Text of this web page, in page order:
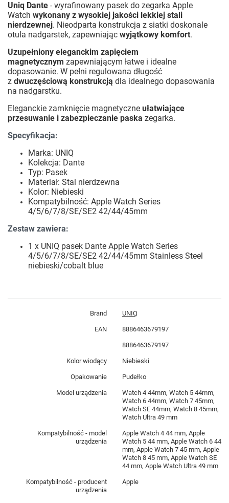
Uniq Dante - wyrafinowany pasek do zegarka Apple
Watch wykonany z wysokiej jakości lekkiej stali
nierdzewnej. Nieodparta konstrukcja z siatki doskonale
otula nadgarstek, zapewniając wyjątkowy komfort.
Uzupełniony eleganckim zapięciem
magnetycznym zapewniającym łatwe i idealne
dopasowanie. W pełni regulowana długość
z dwuczęściową konstrukcją dla idealnego dopasowania
na nadgarstku.
Eleganckie zamknięcie magnetyczne ułatwiające
przesuwanie i zabezpieczanie paska zegarka.
Specyfikacja:
Marka: UNIQ
Kolekcja: Dante
Typ: Pasek
Materiał: Stal nierdzewna
Kolor: Niebieski
Kompatybilność: Apple Watch Series
4/5/6/7/8/SE/SE2 42/44/45mm
Zestaw zawiera:
1 x UNIQ pasek Dante Apple Watch Series
4/5/6/7/8/SE/SE2 42/44/45mm Stainless Steel
niebieski/cobalt blue
Brand UNIQ
EAN 8886463679197
8886463679197
Kolor wiodący Niebieski
Opakowanie Pudełko
Model urządzenia
Watch 4 44mm, Watch 5 44mm,
Watch 6 44mm, Watch 7 45mm,
Watch SE 44mm, Watch 8 45mm,
Watch Ultra 49 mm
Kompatybilność - model
urządzenia
Apple Watch 4 44 mm, Apple
Watch 5 44 mm, Apple Watch 6 44
mm, Apple Watch 7 45 mm, Apple
Watch 8 45 mm, Apple Watch SE
44 mm, Apple Watch Ultra 49 mm
Kompatybilność - producent
urządzenia
Apple